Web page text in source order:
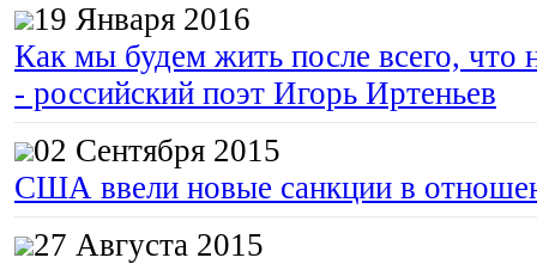
19 Января 2016
Как мы будем жить после всего, что
- российский поэт Игорь Иртеньев
02 Сентября 2015
США ввели новые санкции в
27 Августа 2015